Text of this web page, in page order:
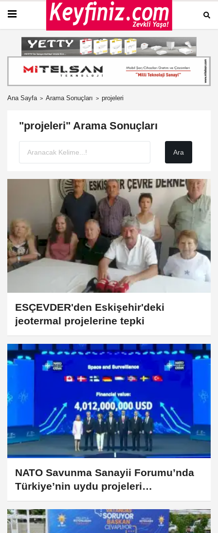
Ana Sayfa Arama Sonuçları projeleri
"projeleri" Arama Sonuçları
ESÇEVDER'den Eskişehir'deki
jeotermal projelerine tepki
NATO Savunma Sanayii Forumu’nda
Türkiye’nin uydu projeleri
gündemde... İMECE-2 ve İMECE-3
tanıtıldı